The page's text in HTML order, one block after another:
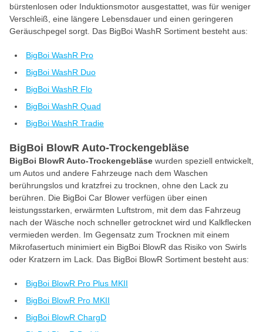
bürstenlosen oder Induktionsmotor ausgestattet, was für weniger
Verschleiß, eine längere Lebensdauer und einen geringeren
Geräuschpegel sorgt. Das BigBoi WashR Sortiment besteht aus:
BigBoi WashR Pro
BigBoi WashR Duo
BigBoi WashR Flo
BigBoi WashR Quad
BigBoi WashR Tradie
BigBoi BlowR Auto-Trockengebläse
BigBoi BlowR Auto-Trockengebläse wurden speziell entwickelt,
um Autos und andere Fahrzeuge nach dem Waschen
berührungslos und kratzfrei zu trocknen, ohne den Lack zu
berühren. Die BigBoi Car Blower verfügen über einen
leistungsstarken, erwärmten Luftstrom, mit dem das Fahrzeug
nach der Wäsche noch schneller getrocknet wird und Kalkflecken
vermieden werden. Im Gegensatz zum Trocknen mit einem
Mikrofasertuch minimiert ein BigBoi BlowR das Risiko von Swirls
oder Kratzern im Lack. Das BigBoi BlowR Sortiment besteht aus:
BigBoi BlowR Pro Plus MKII
BigBoi BlowR Pro MKII
BigBoi BlowR ChargD